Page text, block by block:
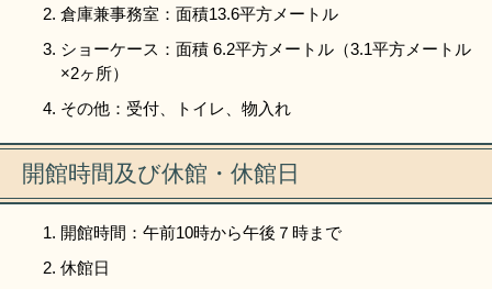
倉庫兼事務室：面積13.6平方メートル
ショーケース：面積 6.2平方メートル（3.1平方メートル
×2ヶ所）
その他：受付、トイレ、物入れ
開館時間及び休館・休館日
開館時間：午前10時から午後７時まで
休館日